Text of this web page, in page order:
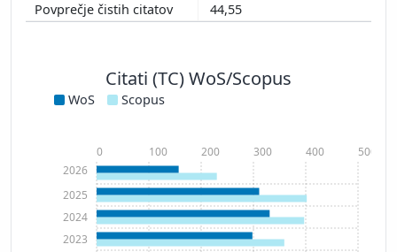
44,55
Citati (TC) WoS/Scopus
WoS Scopus
2023
2024
2025
2026
0 100 200 300 400 500